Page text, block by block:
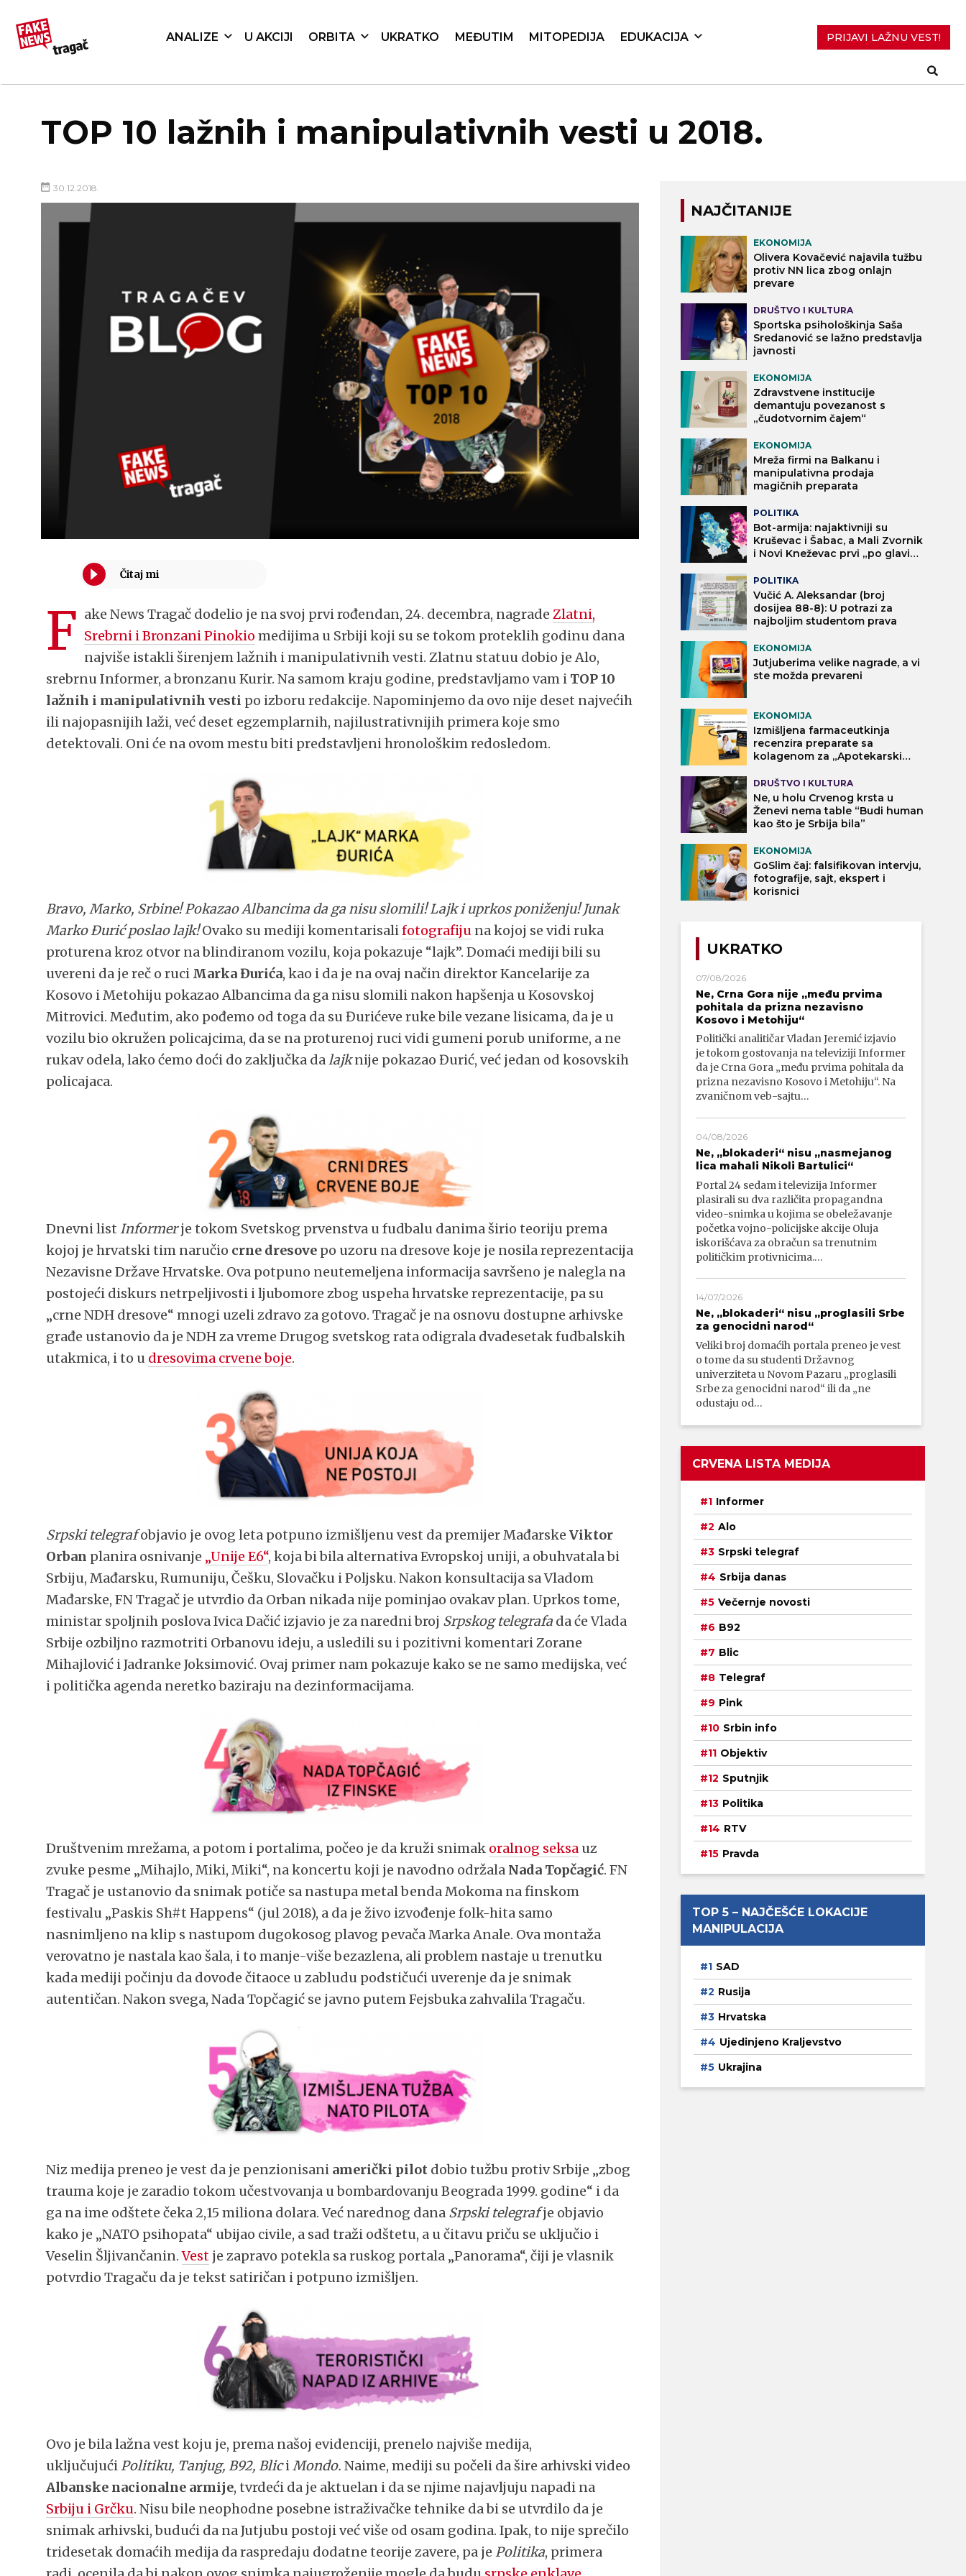
ANALIZE U AKCIJI ORBITA UKRATKO MEĐUTIM MITOPEDIJA EDUKACIJA PRIJAVI LAŽNU VEST!
TOP 10 lažnih i manipulativnih vesti u 2018.
30.12.2018.
F ake News Tragač dodelio je na svoj prvi rođendan, 24. decembra, nagradeZlatni,
Srebrni i Bronzani Pinokio medijima u Srbiji koji su se tokom proteklih godinu dana
najviše istakli širenjem lažnih i manipulativnih vesti. Zlatnu statuu dobio je Alo,
srebrnu Informer, a bronzanu Kurir. Na samom kraju godine, predstavljamo vam i TOP 10
lažnih i manipulativnih vesti po izboru redakcije. Napominjemo da ovo nije deset najvećih
ili najopasnijih laži, već deset egzemplarnih, najilustrativnijih primera koje smo
detektovali. Oni će na ovom mestu biti predstavljeni hronološkim redosledom.
Bravo, Marko, Srbine! Pokazao Albancima da ga nisu slomili! Lajk i uprkos poniženju! Junak
Marko Đurić poslao lajk!Ovako su mediji komentarisalifotografiju na kojoj se vidi ruka
proturena kroz otvor na blindiranom vozilu, koja pokazuje “lajk”. Domaći mediji bili su
uvereni da je reč o ruci Marka Đurića, kao i da je na ovaj način direktor Kancelarije za
Kosovo i Metohiju pokazao Albancima da ga nisu slomili nakon hapšenja u Kosovskoj
Mitrovici. Međutim, ako pođemo od toga da su Đurićeve ruke bile vezane lisicama, da je u
vozilu bio okružen policajcima, da se na proturenoj ruci vidi gumeni porub uniforme, a ne
rukav odela, lako ćemo doći do zaključka dalajknije pokazao Đurić, već jedan od kosovskih
policajaca.
Dnevni listInformerje tokom Svetskog prvenstva u fudbalu danima širio teoriju prema
kojoj je hrvatski tim naručio crne dresove po uzoru na dresove koje je nosila reprezentacija
Nezavisne Države Hrvatske. Ova potpuno neutemeljena informacija savršeno je nalegla na
postojeći diskurs netrpeljivosti i ljubomore zbog uspeha hrvatske reprezentacije, pa su
„crne NDH dresove“ mnogi uzeli zdravo za gotovo. Tragač je na osnovu dostupne arhivske
građe ustanovio da je NDH za vreme Drugog svetskog rata odigrala dvadesetak fudbalskih
utakmica, i to u dresovima crvene boje.
Srpski telegrafobjavio je ovog leta potpuno izmišljenu vest da premijer MađarskeViktor
Orban planira osnivanje „Unije E6“, koja bi bila alternativa Evropskoj uniji, a obuhvatala bi
Srbiju, Mađarsku, Rumuniju, Češku, Slovačku i Poljsku. Nakon konsultacija sa Vladom
Mađarske, FN Tragač je utvrdio da Orban nikada nije pominjao ovakav plan. Uprkos tome,
ministar spoljnih poslova Ivica Dačić izjavio je za naredni broj Srpskog telegrafa da će Vlada
Srbije ozbiljno razmotriti Orbanovu ideju, a usledili su i pozitivni komentari Zorane
Mihajlović i Jadranke Joksimović. Ovaj primer nam pokazuje kako se ne samo medijska, već
i politička agenda neretko baziraju na dezinformacijama.
Društvenim mrežama, a potom i portalima, počeo je da kruži snimak oralnog seksa uz
zvuke pesme „Mihajlo, Miki, Miki“, na koncertu koji je navodno održala Nada Topčagić. FN
Tragač je ustanovio da snimak potiče sa nastupa metal benda Mokoma na finskom
festivalu „Paskis Sh#t Happens“ (jul 2018), a da je živo izvođenje folk-hita samo
nasnimljeno na klip s nastupom dugokosog plavog pevača Marka Anale. Ova montaža
verovatno je nastala kao šala, i to manje-više bezazlena, ali problem nastaje u trenutku
kada mediji počinju da dovode čitaoce u zabludu podstičući uverenje da je snimak
autentičan. Nakon svega, Nada Topčagić se javno putem Fejsbuka zahvalila Tragaču.
Niz medija preneo je vest da je penzionisani američki pilot dobio tužbu protiv Srbije „zbog
trauma koje je zaradio tokom učestvovanja u bombardovanju Beograda 1999. godine“ i da
ga na ime odštete čeka 2,15 miliona dolara. Već narednog dana Srpski telegrafje objavio
kako je „NATO psihopata“ ubijao civile, a sad traži odštetu, a u čitavu priču se uključio i
Veselin Šljivančanin.Vest je zapravo potekla sa ruskog portala „Panorama“, čiji je vlasnik
potvrdio Tragaču da je tekst satiričan i potpuno izmišljen.
Ovo je bila lažna vest koju je, prema našoj evidenciji, prenelo najviše medija,
uključujućiPolitiku, Tanjug, B92, BliciMondo.Naime, mediji su počeli da šire arhivski video
Albanske nacionalne armije, tvrdeći da je aktuelan i da se njime najavljuju napadi na
Srbiju i Grčku. Nisu bile neophodne posebne istraživačke tehnike da bi se utvrdilo da je
snimak arhivski, budući da na Jutjubu postoji već više od osam godina. Ipak, to nije sprečilo
tridesetak domaćih medija da raspredaju dodatne teorije zavere, pa jePolitika, primera
NAJČITANIJE
EKONOMIJA
Olivera Kovačević najavila tužbu
protiv NN lica zbog onlajn
prevare
DRUŠTVO I KULTURA
Sportska psihološkinja Saša
Sredanović se lažno predstavlja
javnosti
EKONOMIJA
Zdravstvene institucije
demantuju povezanost s
„čudotvornim čajem“
EKONOMIJA
Mreža firmi na Balkanu i
manipulativna prodaja
magičnih preparata
POLITIKA
Bot-armija: najaktivniji su
Kruševac i Šabac, a Mali Zvornik
i Novi Kneževac prvi „po glavi
POLITIKA
Vučić A. Aleksandar (broj
dosijea 88-8): U potrazi za
najboljim studentom prava
EKONOMIJA
Jutjuberima velike nagrade, a vi
ste možda prevareni
EKONOMIJA
Izmišljena farmaceutkinja
recenzira preparate sa
kolagenom za „Apotekarski
DRUŠTVO I KULTURA
Ne, u holu Crvenog krsta u
Ženevi nema table “Budi human
kao što je Srbija bila”
EKONOMIJA
GoSlim čaj: falsifikovan intervju,
fotografije, sajt, ekspert i
korisnici
UKRATKO
07/08/2026
Ne, Crna Gora nije „među prvima
pohitala da prizna nezavisno
Kosovo i Metohiju“
Politički analitičar Vladan Jeremić izjavio
je tokom gostovanja na televiziji Informer
da je Crna Gora „među prvima pohitala da
prizna nezavisno Kosovo i Metohiju“. Na
zvaničnom veb-sajtu…
04/08/2026
Ne, „blokaderi“ nisu „nasmejanog
lica mahali Nikoli Bartulici“
Portal 24 sedam i televizija Informer
plasirali su dva različita propagandna
video-snimka u kojima se obeležavanje
početka vojno-policijske akcije Oluja
iskorišćava za obračun sa trenutnim
političkim protivnicima.…
14/07/2026
Ne, „blokaderi“ nisu „proglasili Srbe
za genocidni narod“
Veliki broj domaćih portala preneo je vest
o tome da su studenti Državnog
univerziteta u Novom Pazaru „proglasili
Srbe za genocidni narod“ ili da „ne
odustaju od…
CRVENA LISTA MEDIJA
Informer
Alo
Srpski telegraf
Srbija danas
Večernje novosti
B92
Blic
Telegraf
Pink
Srbin info
Objektiv
Sputnjik
Politika
RTV
Pravda
TOP 5 – NAJČEŠĆE LOKACIJE
MANIPULACIJA
SAD
Rusija
Hrvatska
Ujedinjeno Kraljevstvo
Ukrajina